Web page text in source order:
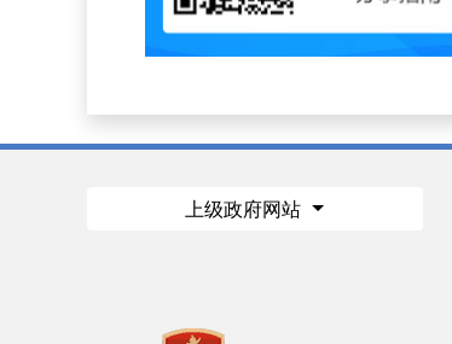
上级政府网站